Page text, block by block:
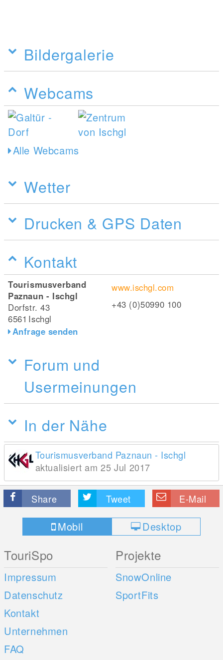
Bildergalerie
Webcams
Alle Webcams
Wetter
Drucken & GPS Daten
Kontakt
Tourismusverband
Paznaun - Ischgl
Dorfstr. 43
6561 Ischgl
Anfrage senden
www.ischgl.com
+43 (0)50990 100
Forum und
Usermeinungen
In der Nähe
Tourismusverband Paznaun - Ischgl
aktualisiert am 25 Jul 2017
Share Tweet E-Mail
Mobil Desktop
TouriSpo
Impressum
Datenschutz
Kontakt
Unternehmen
FAQ
Projekte
SnowOnline
SportFits